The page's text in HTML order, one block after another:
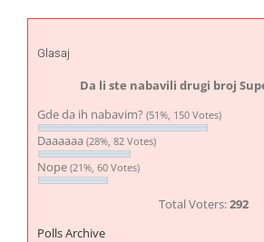
Glasaj
Da li ste nabavili drugi broj
Gde da ih nabavim? (51%, 150 Votes)
Daaaaaa (28%, 82 Votes)
Nope (21%, 60 Votes)
Total Voters:292
Polls Archive